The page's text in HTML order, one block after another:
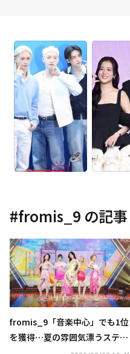
#fromis_9 の記事
fromis_9「音楽中心」でも1位
を獲得…夏の雰囲気漂うステー